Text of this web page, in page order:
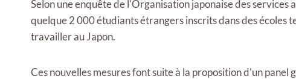
Selon une enquête de l'Organisation japonaise des
quelque 2 000 étudiants étrangers inscrits dans des écoles
travailler au Japon.
Ces nouvelles mesures font suite à la proposition d'un